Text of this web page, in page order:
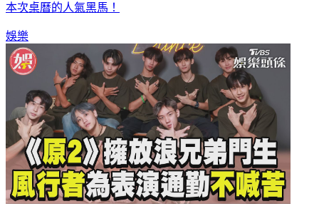
憑藉超強吸粉實力在銷售榜上殺出重圍，銷量直衝前三，成為
娛樂